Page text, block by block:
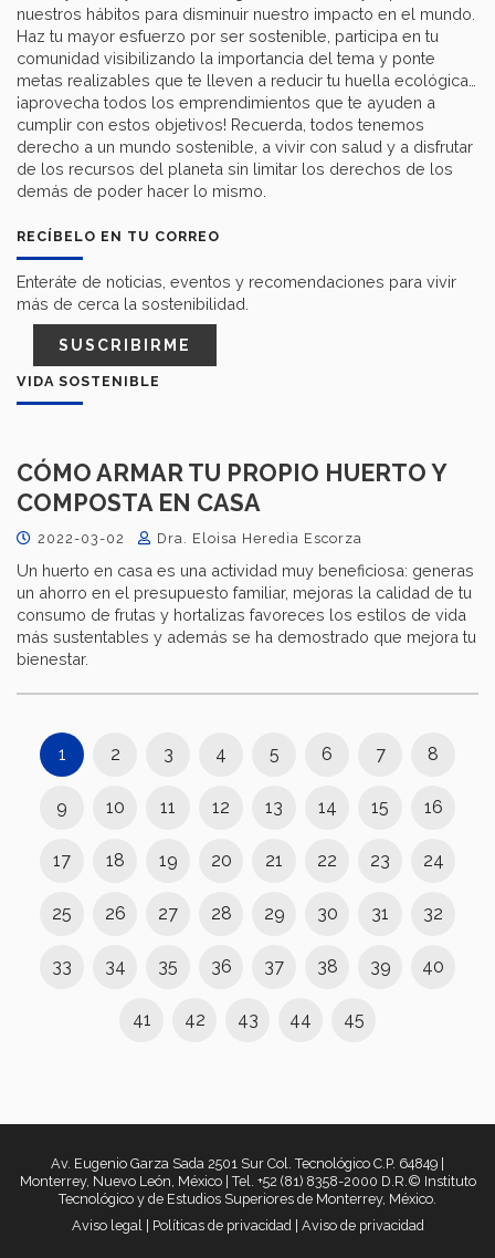
nuestros hábitos para disminuir nuestro impacto en el mundo.
Haz tu mayor esfuerzo por ser sostenible, participa en tu
comunidad visibilizando la importancia del tema y ponte
metas realizables que te lleven a reducir tu huella ecológica…
¡aprovecha todos los emprendimientos que te ayuden a
cumplir con estos objetivos! Recuerda, todos tenemos
derecho a un mundo sostenible, a vivir con salud y a disfrutar
de los recursos del planeta sin limitar los derechos de los
demás de poder hacer lo mismo.
RECÍBELO EN TU CORREO
Enteráte de noticias, eventos y recomendaciones para vivir
más de cerca la sostenibilidad.
SUSCRIBIRME
VIDA SOSTENIBLE
CÓMO ARMAR TU PROPIO HUERTO Y
COMPOSTA EN CASA
2022-03-02 Dra. Eloisa Heredia Escorza
Un huerto en casa es una actividad muy beneficiosa: generas
un ahorro en el presupuesto familiar, mejoras la calidad de tu
consumo de frutas y hortalizas favoreces los estilos de vida
más sustentables y además se ha demostrado que mejora tu
bienestar.
1 2 3 4 5 6 7 8
9 10 11 12 13 14 15 16
17 18 19 20 21 22 23 24
25 26 27 28 29 30 31 32
33 34 35 36 37 38 39 40
41 42 43 44 45
Av. Eugenio Garza Sada 2501 Sur Col. Tecnológico C.P. 64849 |
Monterrey, Nuevo León, México | Tel. +52 (81) 8358-2000 D.R.© Instituto
Tecnológico y de Estudios Superiores de Monterrey, México.
Aviso legal
Políticas de privacidad Aviso de privacidad